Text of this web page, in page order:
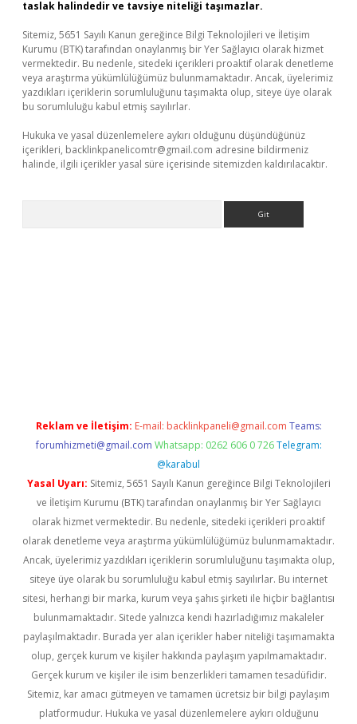
taslak halindedir ve tavsiye niteliği taşımazlar.
Sitemiz, 5651 Sayılı Kanun gereğince Bilgi Teknolojileri ve İletişim
Kurumu (BTK) tarafından onaylanmış bir Yer Sağlayıcı olarak hizmet
vermektedir. Bu nedenle, sitedeki içerikleri proaktif olarak denetleme
veya araştırma yükümlülüğümüz bulunmamaktadır. Ancak, üyelerimiz
yazdıkları içeriklerin sorumluluğunu taşımakta olup, siteye üye olarak
bu sorumluluğu kabul etmiş sayılırlar.
Hukuka ve yasal düzenlemelere aykırı olduğunu düşündüğünüz
içerikleri, backlinkpanelicomtr@gmail.com adresine bildirmeniz
halinde, ilgili içerikler yasal süre içerisinde sitemizden kaldırılacaktır.
Reklam ve İletişim: E-mail: backlinkpaneli@gmail.com Teams:
forumhizmeti@gmail.com Whatsapp: 0262 606 0 726 Telegram:
@karabul
Yasal Uyarı: Sitemiz, 5651 Sayılı Kanun gereğince Bilgi Teknolojileri
ve İletişim Kurumu (BTK) tarafından onaylanmış bir Yer Sağlayıcı
olarak hizmet vermektedir. Bu nedenle, sitedeki içerikleri proaktif
olarak denetleme veya araştırma yükümlülüğümüz bulunmamaktadır.
Ancak, üyelerimiz yazdıkları içeriklerin sorumluluğunu taşımakta olup,
siteye üye olarak bu sorumluluğu kabul etmiş sayılırlar. Bu internet
sitesi, herhangi bir marka, kurum veya şahıs şirketi ile hiçbir bağlantısı
bulunmamaktadır. Sitede yalnızca kendi hazırladığımız makaleler
paylaşılmaktadır. Burada yer alan içerikler haber niteliği taşımamakta
olup, gerçek kurum ve kişiler hakkında paylaşım yapılmamaktadır.
Gerçek kurum ve kişiler ile isim benzerlikleri tamamen tesadüfidir.
Sitemiz, kar amacı gütmeyen ve tamamen ücretsiz bir bilgi paylaşım
platformudur. Hukuka ve yasal düzenlemelere aykırı olduğunu